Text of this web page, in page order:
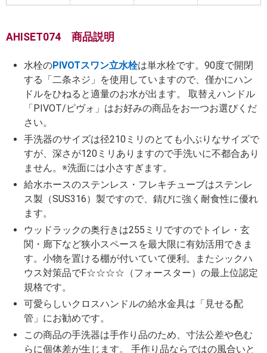
AHISET074 商品説明
水栓のPIVOTスワン立水栓は単水栓です。90度で開閉
する「二条ネジ」を使用していますので、僅かにハン
ドルをひねると適量のお水が出ます。 取替えハンドル
「PIVOT/ピヴォ」はお好みの商品をお一つお選びくだ
さい。
手洗器のサイズは径210ミリのとても小ぶりなサイズで
すが、深さが120ミリありますので手洗いに不都合あり
ません。※洗面には小さすぎます。
給水ホースのステンレス・フレキチューブはステンレ
ス製（SUS316）製ですので、錆びに強く耐食性に優れ
ます。
ウッドラックの奥行きは255ミリですのでトイレ・玄
関・廊下など狭小スペースを最大限に有効活用できま
す。小物を置ける棚が付いていて便利。またシックハ
ウス対策品でF☆☆☆☆（フォースター）の最上位認定
規格です。
可愛らしいクロスハンドルの給水金具は「見せる配
管」にお勧めです。
この商品の手洗器は手作り品のため、寸法公差や色む
らに個体差が生じます。 手作り品ならではの風合いと